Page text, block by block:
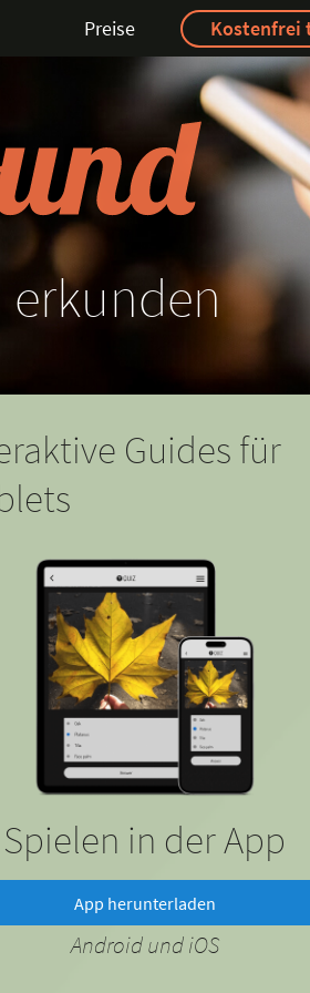
Preise Kostenfrei
erkunden
Guides für
Spielen in der App
App herunterladen
Android und iOS